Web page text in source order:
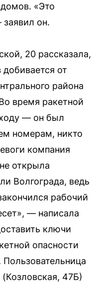
«Это
он.
20 рассказала,
от
района
время ракетной
— он был
номерам, никто
компания
открыла
Волгограда, ведь
рабочий
— написала
ключи
опасности
47Б)